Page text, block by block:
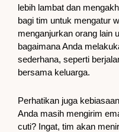
lebih lambat dan
bagi tim untuk mengatur
menganjurkan orang lain
bagaimana Anda
sederhana, seperti
bersama keluarga.
Perhatikan juga
Anda masih mengirim
cuti? Ingat, tim akan